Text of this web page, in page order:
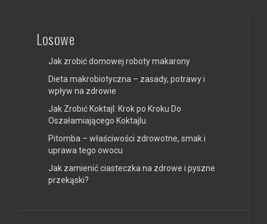
Losowe
Jak zrobić domowej roboty makarony
Dieta makrobiotyczna – zasady, potrawy i
wpływ na zdrowie
Jak Zrobić Koktajl: Krok po Kroku Do
Oszałamiającego Koktajlu
Pitomba – właściwości zdrowotne, smak i
uprawa tego owocu
Jak zamienić ciasteczka na zdrowe i pyszne
przekąski?